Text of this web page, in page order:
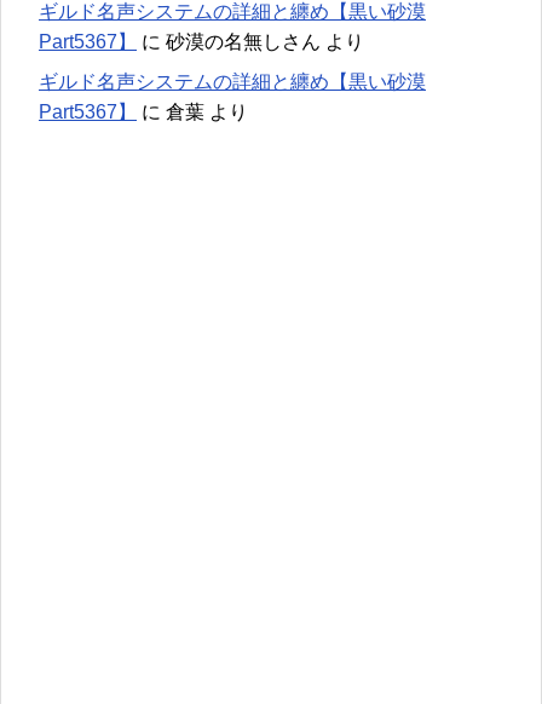
ギルド名声システムの詳細と纏め【黒い砂漠
Part5367】
に 砂漠の名無しさん より
ギルド名声システムの詳細と纏め【黒い砂漠
Part5367】
に 倉葉 より